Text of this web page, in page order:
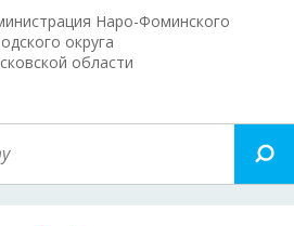
Наро-Фоминского
округа
области